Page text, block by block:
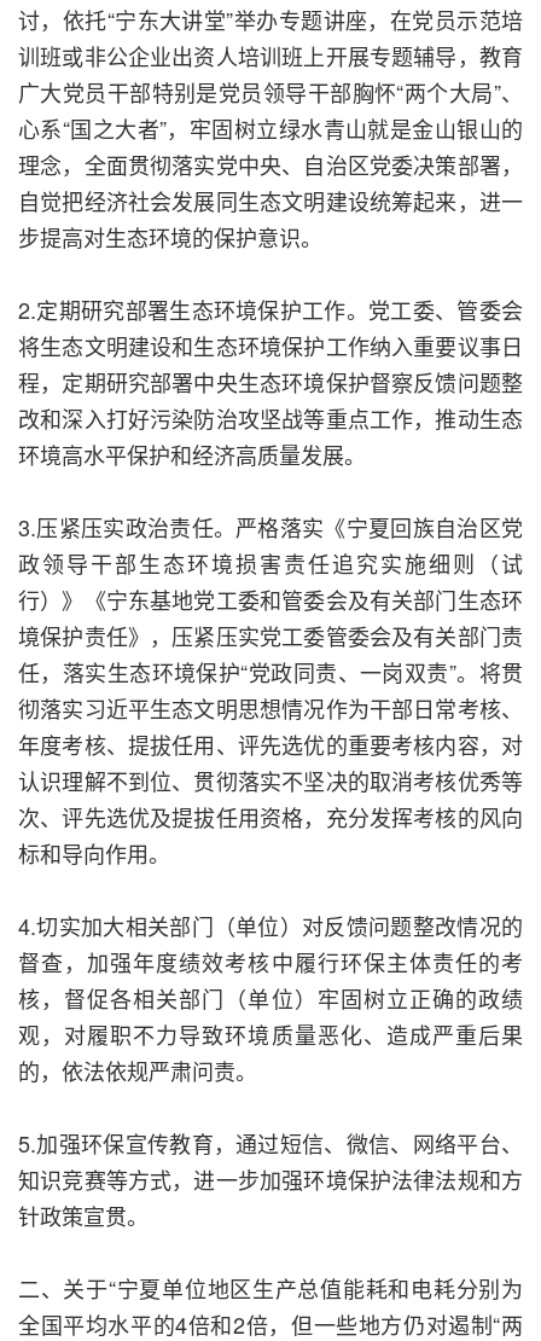
讨，依托“宁东大讲堂”举办专题讲座，在党员示范培
训班或非公企业出资人培训班上开展专题辅导，教育
广大党员干部特别是党员领导干部胸怀“两个大局”、
心系“国之大者”，牢固树立绿水青山就是金山银山的
理念，全面贯彻落实党中央、自治区党委决策部署，
自觉把经济社会发展同生态文明建设统筹起来，进一
步提高对生态环境的保护意识。
2.定期研究部署生态环境保护工作。党工委、管委会
将生态文明建设和生态环境保护工作纳入重要议事日
程，定期研究部署中央生态环境保护督察反馈问题整
改和深入打好污染防治攻坚战等重点工作，推动生态
环境高水平保护和经济高质量发展。
3.压紧压实政治责任。严格落实《宁夏回族自治区党
政领导干部生态环境损害责任追究实施细则（试
行）》《宁东基地党工委和管委会及有关部门生态环
境保护责任》，压紧压实党工委管委会及有关部门责
任，落实生态环境保护“党政同责、一岗双责”。将贯
彻落实习近平生态文明思想情况作为干部日常考核、
年度考核、提拔任用、评先选优的重要考核内容，对
认识理解不到位、贯彻落实不坚决的取消考核优秀等
次、评先选优及提拔任用资格，充分发挥考核的风向
标和导向作用。
4.切实加大相关部门（单位）对反馈问题整改情况的
督查，加强年度绩效考核中履行环保主体责任的考
核，督促各相关部门（单位）牢固树立正确的政绩
观，对履职不力导致环境质量恶化、造成严重后果
的，依法依规严肃问责。
5.加强环保宣传教育，通过短信、微信、网络平台、
知识竞赛等方式，进一步加强环境保护法律法规和方
针政策宣贯。
二、关于“宁夏单位地区生产总值能耗和电耗分别为
全国平均水平的4倍和2倍，但一些地方仍对遏制“两